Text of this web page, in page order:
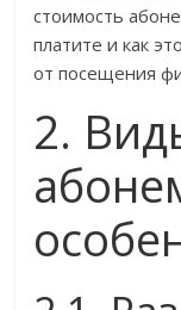
стоимость
платите и как
от посещения
2.